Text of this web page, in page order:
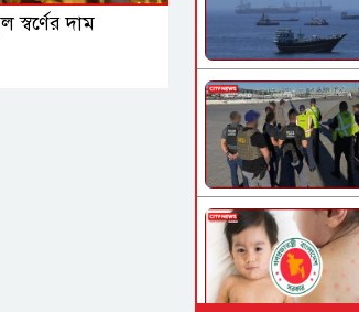
স্বর্ণের দাম